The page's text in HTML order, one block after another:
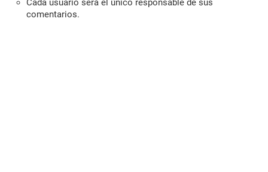
Cada usuario será el único responsable de sus
comentarios.